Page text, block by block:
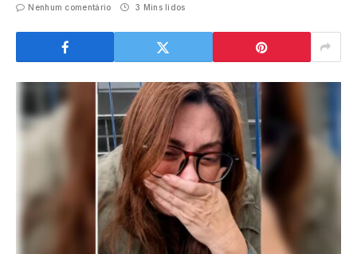
Nenhum comentário 3 Mins lidos